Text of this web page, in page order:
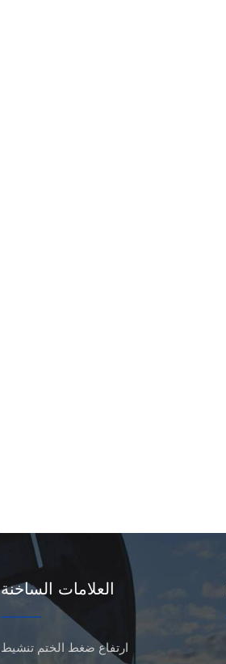
العلامات الساخنة
ارتفاع ضغط الختم تنشيط